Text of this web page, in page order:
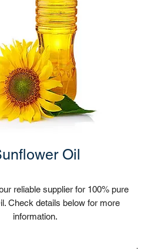
Oil
reliable supplier for 100% pure
Check details below for more
information.